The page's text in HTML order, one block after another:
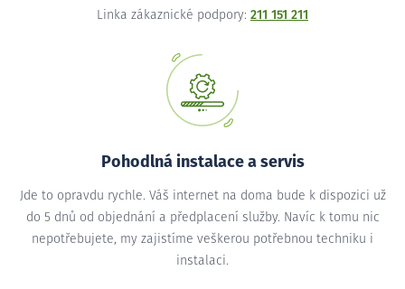
Linka zákaznické podpory: 211 151 211
Pohodlná instalace a servis
Jde to opravdu rychle. Váš internet na doma bude k dispozici už
do 5 dnů od objednání a předplacení služby. Navíc k tomu nic
nepotřebujete, my zajistíme veškerou potřebnou techniku i
instalaci.